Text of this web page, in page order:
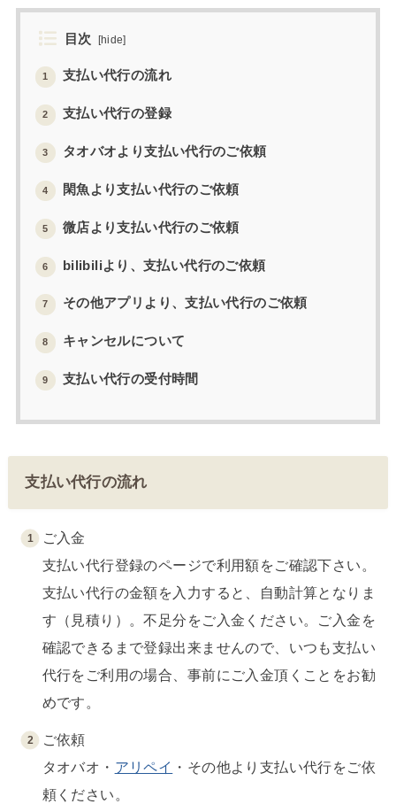
目次 [hide]
1 支払い代行の流れ
2 支払い代行の登録
3 タオバオより支払い代行のご依頼
4 閑魚より支払い代行のご依頼
5 微店より支払い代行のご依頼
6 bilibiliより、支払い代行のご依頼
7 その他アプリより、支払い代行のご依頼
8 キャンセルについて
9 支払い代行の受付時間
支払い代行の流れ
ご入金
支払い代行登録のページで利用額をご確認下さい。
支払い代行の金額を入力すると、自動計算となりま
す（見積り）。不足分をご入金ください。ご入金を
確認できるまで登録出来ませんので、いつも支払い
代行をご利用の場合、事前にご入金頂くことをお勧
めです。
ご依頼
タオバオ・ アリペイ ・その他より支払い代行をご依
頼ください。